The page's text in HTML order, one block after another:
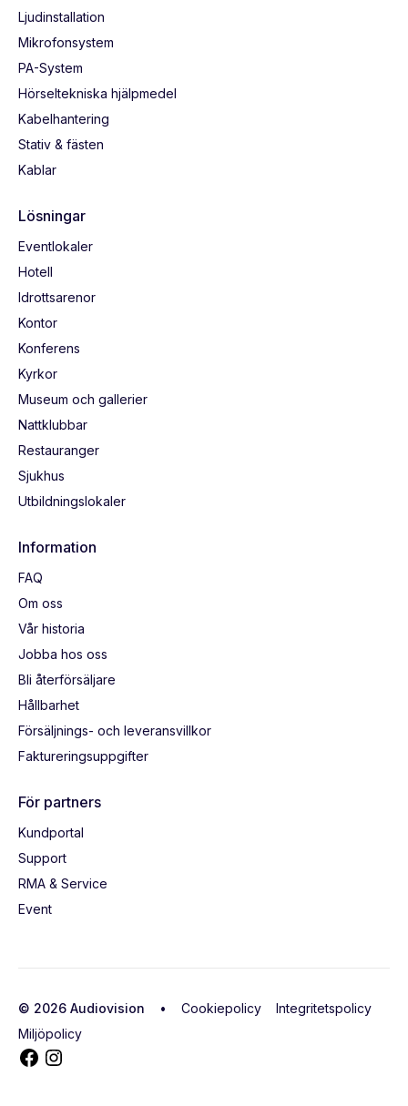
Ljudinstallation
Mikrofonsystem
PA-System
Hörseltekniska hjälpmedel
Kabelhantering
Stativ & fästen
Kablar
Lösningar
Eventlokaler
Hotell
Idrottsarenor
Kontor
Konferens
Kyrkor
Museum och gallerier
Nattklubbar
Restauranger
Sjukhus
Utbildningslokaler
Information
FAQ
Om oss
Vår historia
Jobba hos oss
Bli återförsäljare
Hållbarhet
Försäljnings- och leveransvillkor
Faktureringsuppgifter
För partners
Kundportal
Support
RMA & Service
Event
© 2026 Audiovision • Cookiepolicy
Integritetspolicy
Miljöpolicy